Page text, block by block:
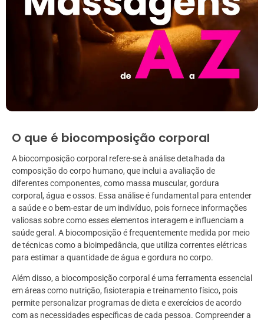
O que é biocomposição corporal
A biocomposição corporal refere-se à análise detalhada da
composição do corpo humano, que inclui a avaliação de
diferentes componentes, como massa muscular, gordura
corporal, água e ossos. Essa análise é fundamental para entender
a saúde e o bem-estar de um indivíduo, pois fornece informações
valiosas sobre como esses elementos interagem e influenciam a
saúde geral. A biocomposição é frequentemente medida por meio
de técnicas como a bioimpedância, que utiliza correntes elétricas
para estimar a quantidade de água e gordura no corpo.
Além disso, a biocomposição corporal é uma ferramenta essencial
em áreas como nutrição, fisioterapia e treinamento físico, pois
permite personalizar programas de dieta e exercícios de acordo
com as necessidades específicas de cada pessoa. Compreender a